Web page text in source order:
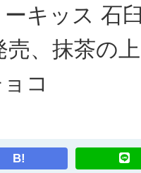
キッス 石
、抹茶の
コ
B!